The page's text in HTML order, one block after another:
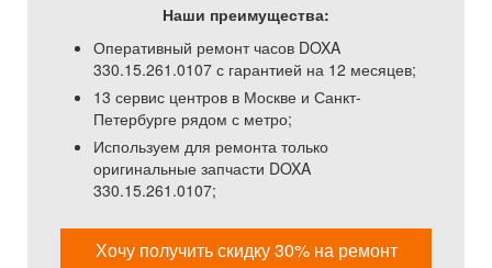
Наши преимущества:
Оперативный ремонт часов DOXA
330.15.261.0107 с гарантией на 12 месяцев;
13 сервис центров в Москве и Санкт-
Петербурге рядом с метро;
Используем для ремонта только
оригинальные запчасти DOXA
330.15.261.0107;
Хочу получить скидку 30% на ремонт